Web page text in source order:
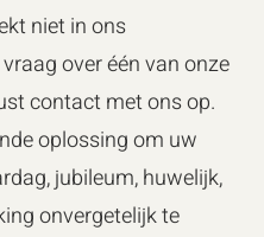
niet in ons
over één van onze
contact met ons op.
oplossing om uw
jubileum, huwelijk,
onvergetelijk te